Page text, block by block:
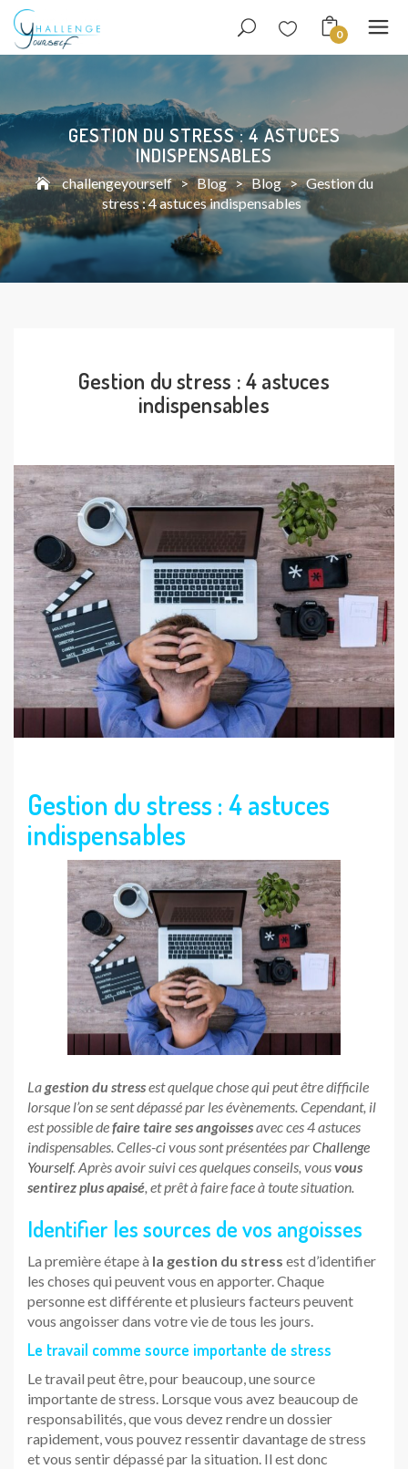
0
GESTION DU STRESS : 4 ASTUCES
INDISPENSABLES
challengeyourself > Blog > Blog > Gestion du
stress : 4 astuces indispensables
Gestion du stress : 4 astuces
indispensables
Gestion du stress : 4 astuces
indispensables
Lagestion du stressest quelque chose qui peut être difficile
lorsque l’on se sent dépassé par les évènements. Cependant, il
est possible defaire taire ses angoissesavec ces 4 astuces
indispensables. Celles-ci vous sont présentées parChallenge
Yourself. Après avoir suivi ces quelques conseils, vousvous
sentirez plus apaisé, et prêt à faire face à toute situation.
Identifier les sources de vos angoisses
La première étape à la gestion du stress est d’identifier
les choses qui peuvent vous en apporter. Chaque
personne est différente et plusieurs facteurs peuvent
vous angoisser dans votre vie de tous les jours.
Le travail comme source importante de stress
Le travail peut être, pour beaucoup, une source
importante de stress. Lorsque vous avez beaucoup de
responsabilités, que vous devez rendre un dossier
rapidement, vous pouvez ressentir davantage de stress
et vous sentir dépassé par la situation. Il est donc